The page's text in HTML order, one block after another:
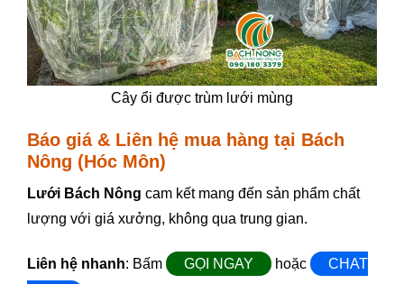
Cây ổi được trùm lưới mùng
Báo giá & Liên hệ mua hàng tại Bách
Nông (Hóc Môn)
Lưới Bách Nông cam kết mang đến sản phẩm chất
lượng với giá xưởng, không qua trung gian.
Liên hệ nhanh: Bấm GỌI NGAY hoặc
CHAT